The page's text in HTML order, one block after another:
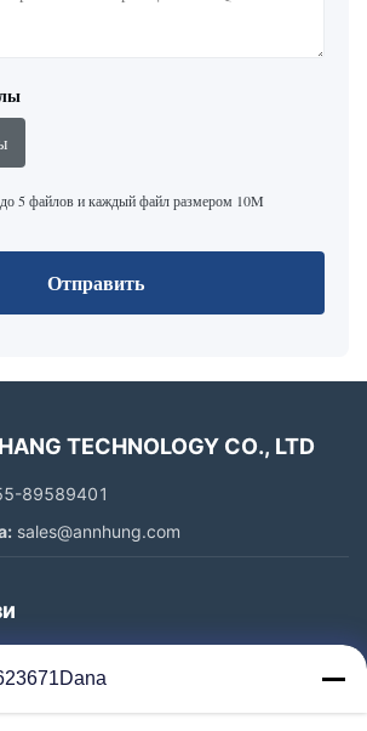
5 файлов и каждый файл размером 10M
Отправить
TECHNOLOGY CO., LTD
89589401
sales@annhung.com